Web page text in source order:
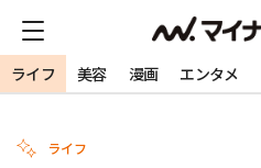
ライフ 美容 漫画 エンタメ
ライフ